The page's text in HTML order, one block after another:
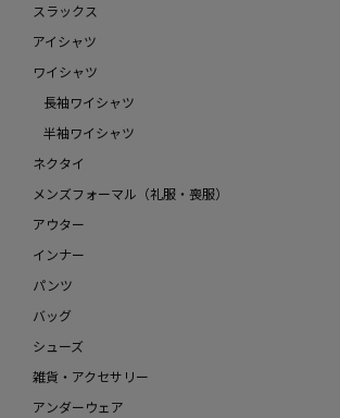
スラックス
アイシャツ
ワイシャツ
長袖ワイシャツ
半袖ワイシャツ
ネクタイ
メンズフォーマル（礼服・喪服）
アウター
インナー
パンツ
バッグ
シューズ
雑貨・アクセサリー
アンダーウェア